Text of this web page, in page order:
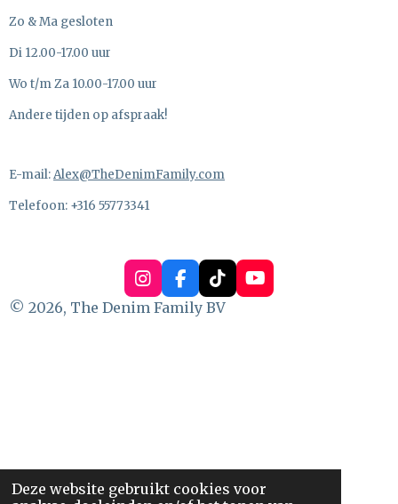
Deze website gebruikt cookies voor
Zo & Ma gesloten
Di 12.00-17.00 uur
Wo t/m Za 10.00-17.00 uur
Andere tijden op afspraak!
E-mail:Alex@TheDenimFamily.com
Telefoon: +316 55773341
I
n
s
F
a
c
T
i
k
Y
o
© 2026, The Denim Family BV